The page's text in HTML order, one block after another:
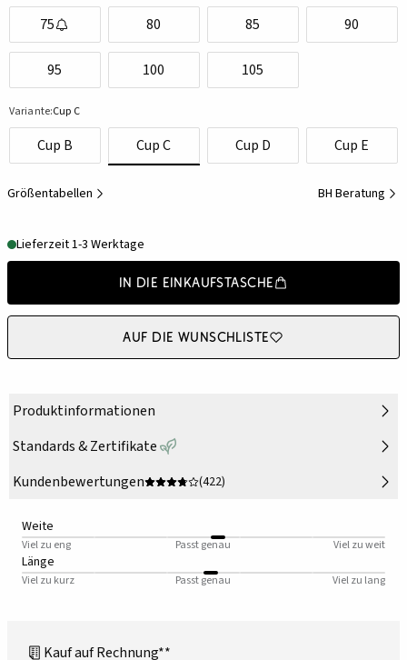
75 80 85 90
95 100 105
Variante:Cup C
Cup B Cup C Cup D Cup E
Größentabellen BH Beratung
Lieferzeit 1-3 Werktage
In die Einkaufstasche
Auf die Wunschliste
Produktinformationen
Standards & Zertifikate
Kundenbewertungen
(422)
Weite
Viel zu eng Passt genau Viel zu weit
Länge
Viel zu kurz Passt genau Viel zu lang
Kauf auf Rechnung**